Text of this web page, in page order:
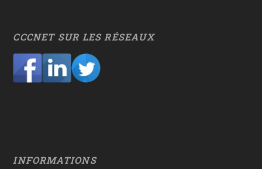
CCCNET SUR LES RÉSEAUX
INFORMATIONS